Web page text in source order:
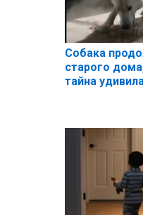
Собака
старого
тайна